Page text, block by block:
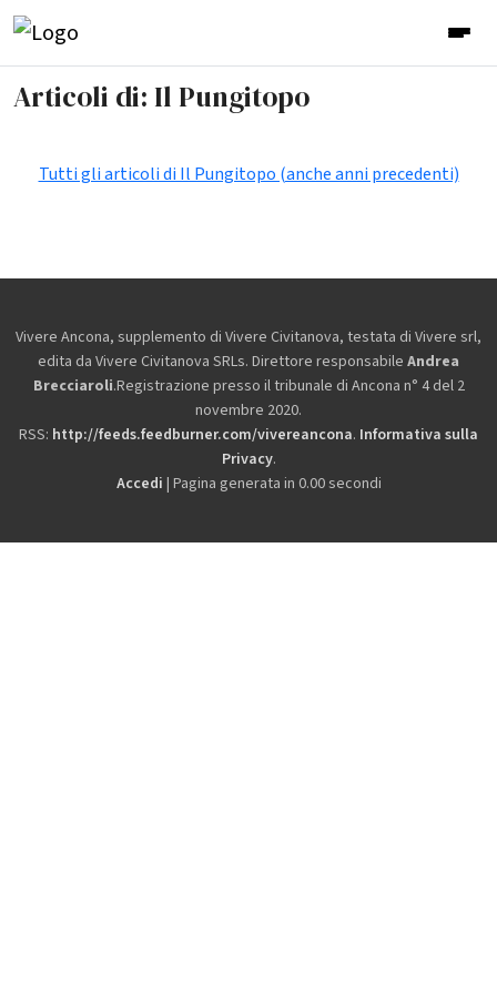
Articoli di: Il Pungitopo
Tutti gli articoli di Il Pungitopo (anche anni precedenti)
Vivere Ancona, supplemento di Vivere Civitanova, testata di Vivere srl,
edita da Vivere Civitanova SRLs. Direttore responsabile Andrea
Brecciaroli.Registrazione presso il tribunale di Ancona n° 4 del 2
novembre 2020.
RSS: http://feeds.feedburner.com/vivereancona. Informativa sulla
Privacy.
Accedi | Pagina generata in 0.00 secondi